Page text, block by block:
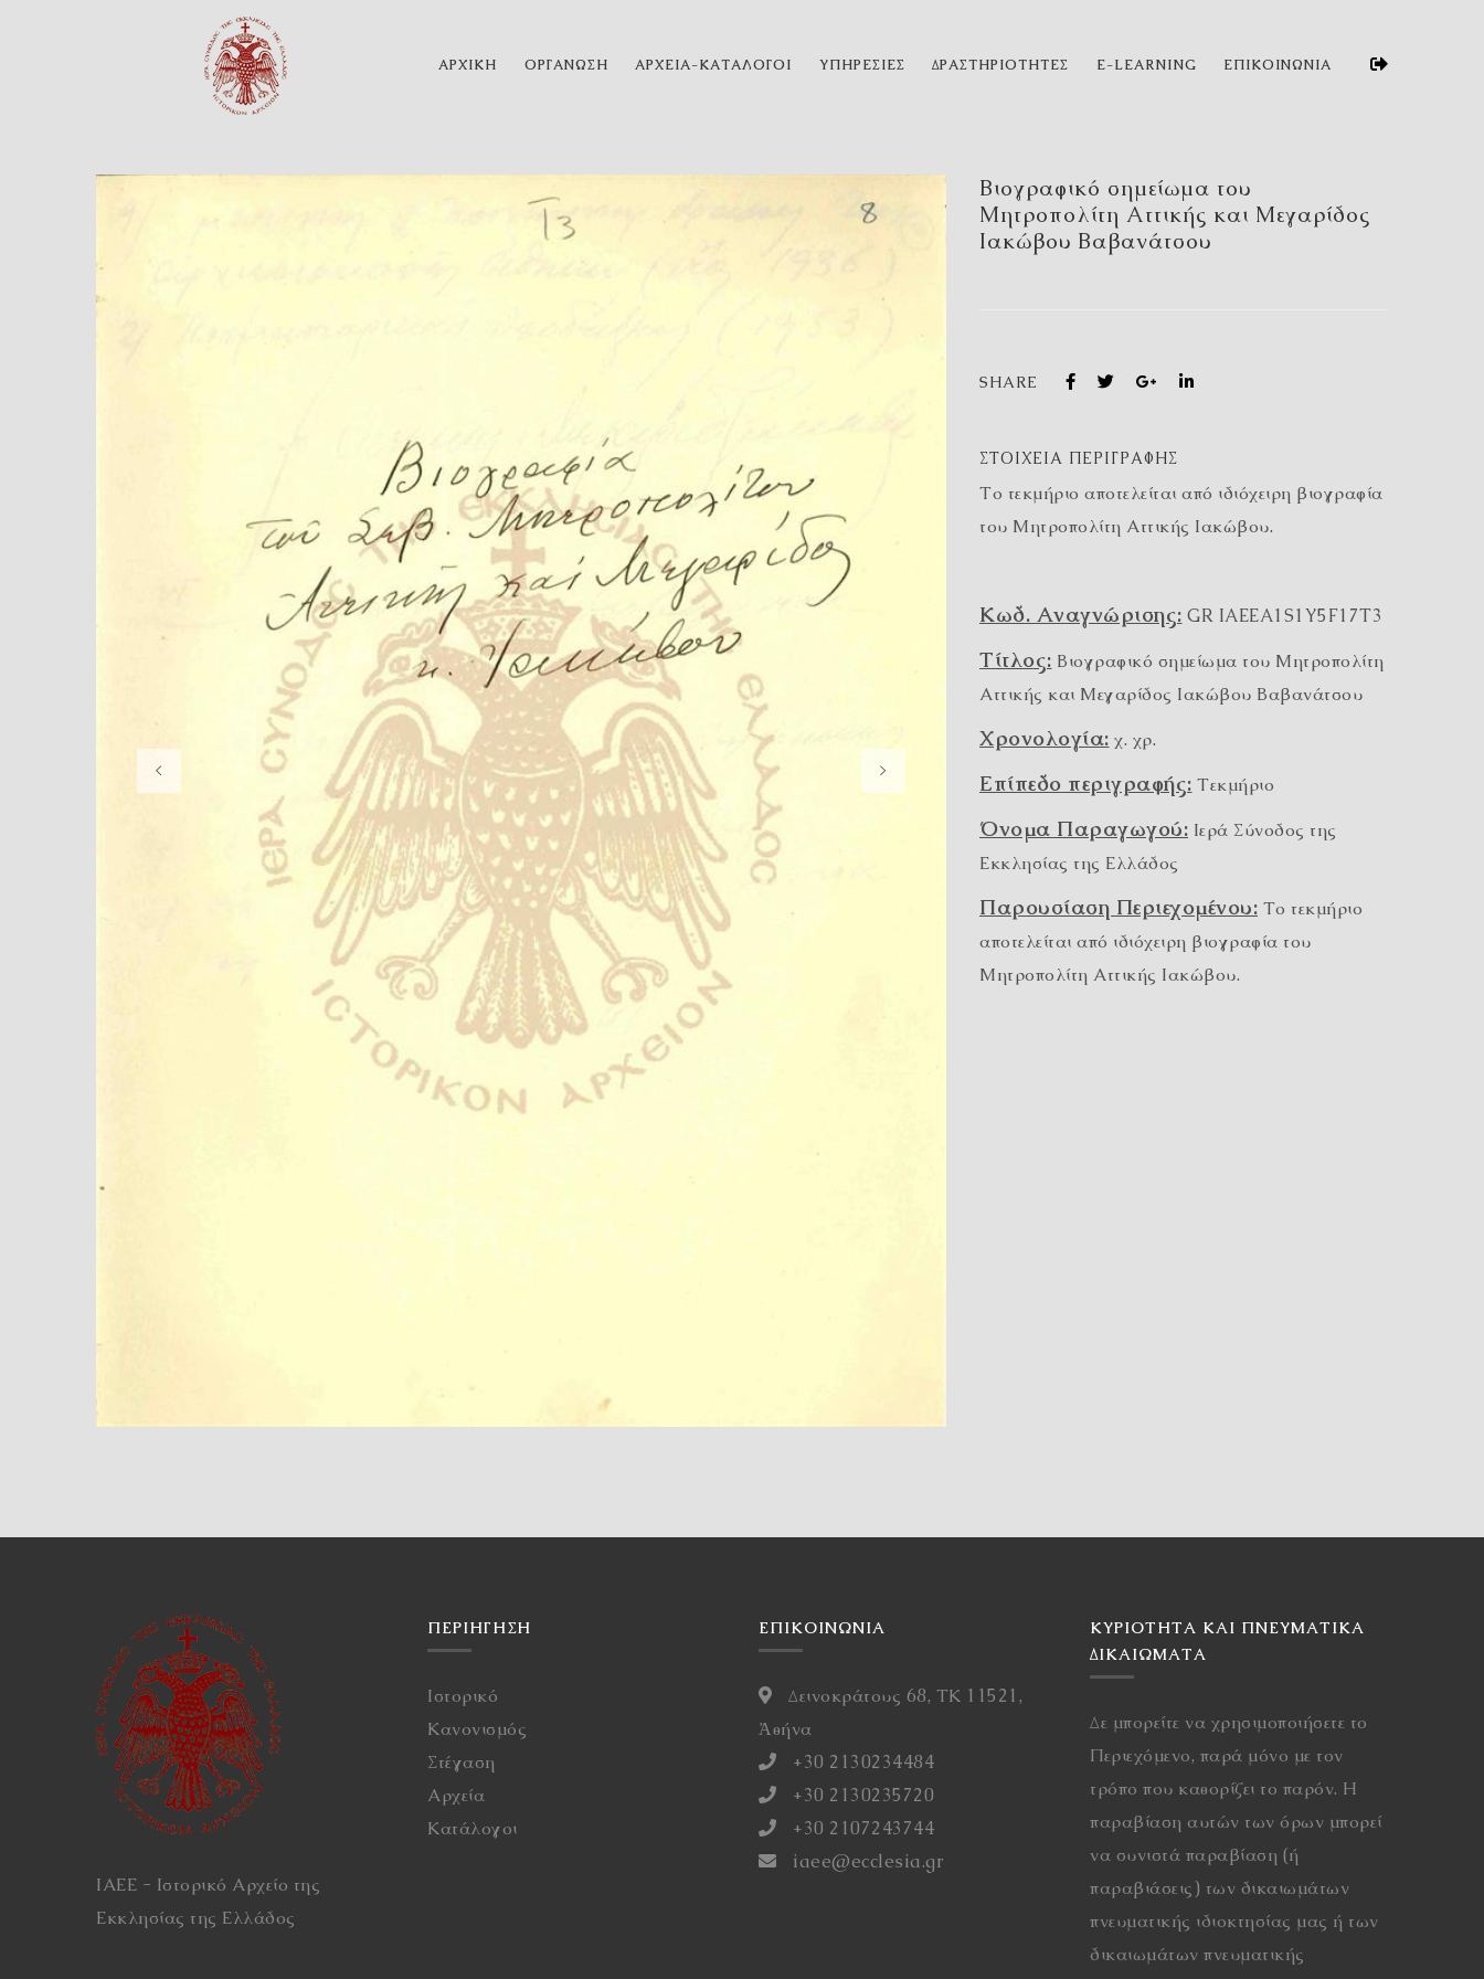
ΑΡΧΙΚΗ ΟΡΓΑΝΩΣΗ ΑΡΧΕΙΑ-ΚΑΤΑΛΟΓΟΙ ΥΠΗΡΕΣΙΕΣ ΔΡΑΣΤΗΡΙΟΤΗΤΕΣ E-LEARNING ΕΠΙΚΟΙΝΩΝΙΑ
Βιογραφικό σημείωμα του
Μητροπολίτη Αττικής και Μεγαρίδος
Ιακώβου Βαβανάτσου
SHARE
ΣΤΟΙΧΕΊΑ ΠΕΡΙΓΡΑΦΉΣ
Το τεκμήριο αποτελείται από ιδιόχειρη βιογραφία
του Μητροπολίτη Αττικής Ιακώβου.
Κωδ. Αναγνώρισης: GR IAEEA1S1Y5F17T3
Τίτλος: Βιογραφικό σημείωμα του Μητροπολίτη
Αττικής και Μεγαρίδος Ιακώβου Βαβανάτσου
Χρονολογία: χ. χρ.
Επίπεδο περιγραφής: Τεκμήριο
Όνομα Παραγωγού: Ιερά Σύνοδος της
Εκκλησίας της Ελλάδος
Παρουσίαση Περιεχομένου: Το τεκμήριο
αποτελείται από ιδιόχειρη βιογραφία του
Μητροπολίτη Αττικής Ιακώβου.
ΙΑΕΕ - Ιστορικό Αρχείο της
Εκκλησίας της Ελλάδος
ΠΕΡΙΉΓΗΣΗ
Ιστορικό
Κανονισμός
Στέγαση
Αρχεία
Κατάλογοι
ΕΠΙΚΟΙΝΩΝΙΑ
Δεινοκράτους 68, ΤΚ 11521,
Ἀθήνα
+30 2130234484
+30 2130235720
+30 2107243744
iaee@ecclesia.gr
ΚΥΡΙΌΤΗΤΑ ΚΑΙ ΠΝΕΥΜΑΤΙΚΆ
ΔΙΚΑΙΏΜΑΤΑ
Δε μπορείτε να χρησιμοποιήσετε το
Περιεχόμενο, παρά μόνο με τον
τρόπο που καθορίζει το παρόν. Η
παραβίαση αυτών των όρων μπορεί
να συνιστά παραβίαση (ή
παραβιάσεις) των δικαιωμάτων
πνευματικής ιδιοκτησίας μας ή των
δικαιωμάτων πνευματικής